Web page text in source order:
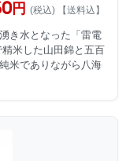
円 (税込) 【送料込】
き水となった「雷電
米した山田錦と五百
米でありながら八海